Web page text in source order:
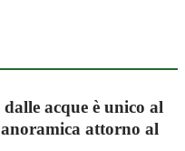
acque è unico al
attorno al